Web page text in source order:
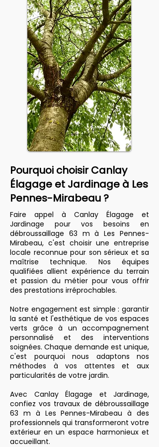
Pourquoi choisir Canlay
Élagage et Jardinage à Les
Pennes-Mirabeau ?
Faire appel à Canlay Élagage et
Jardinage pour vos besoins en
débroussaillage 63 m à Les Pennes-
Mirabeau, c'est choisir une entreprise
locale reconnue pour son sérieux et sa
maîtrise technique. Nos équipes
qualifiées allient expérience du terrain
et passion du métier pour vous offrir
des prestations irréprochables.
Notre engagement est simple : garantir
la santé et l'esthétique de vos espaces
verts grâce à un accompagnement
personnalisé et des interventions
soignées. Chaque demande est unique,
c'est pourquoi nous adaptons nos
méthodes à vos attentes et aux
particularités de votre jardin.
Avec Canlay Élagage et Jardinage,
confiez vos travaux de débroussaillage
63 m à Les Pennes-Mirabeau à des
professionnels qui transformeront votre
extérieur en un espace harmonieux et
accueillant.